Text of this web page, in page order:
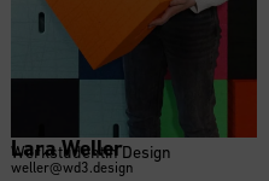
Lara Weller
Werkstudentin Design
weller@wd3.design